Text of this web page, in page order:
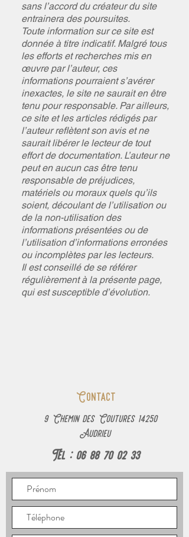
sans l’accord du créateur du site
entrainera des poursuites.
Toute information sur ce site est
donnée à titre indicatif. Malgré tous
les efforts et recherches mis en
œuvre par l’auteur, ces
informations pourraient s’avérer
inexactes, le site ne saurait en être
tenu pour responsable. Par ailleurs,
ce site et les articles rédigés par
l’auteur reflètent son avis et ne
saurait libérer le lecteur de tout
effort de documentation. L’auteur ne
peut en aucun cas être tenu
responsable de préjudices,
matériels ou moraux quels qu’ils
soient, découlant de l’utilisation ou
de la non-utilisation des
informations présentées ou de
l’utilisation d’informations erronées
ou incomplètes par les lecteurs.
Il est conseillé de se référer
régulièrement à la présente page,
qui est susceptible d’évolution.
Contact
9 Chemin des Coutures 14250
Audrieu
Tél : 06 88 70 02 33